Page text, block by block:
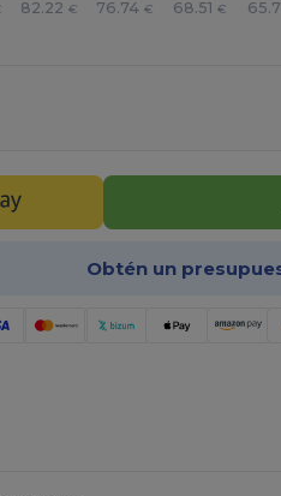
82.22 € 76.74 € 68.51 €
Obtén un